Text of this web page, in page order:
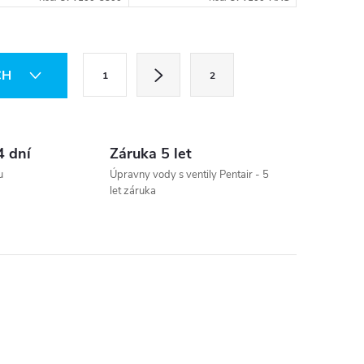
1 2
dní Záruka 5 let
Úpravny vody s ventily Pentair - 5
let záruka